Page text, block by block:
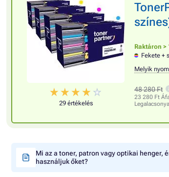
29 értékelés
Raktáron >
Fekete +
Melyik
48 280 Ft
23 280 Ft
Mi az a toner, patron vagy optikai henger,
használjuk őket?